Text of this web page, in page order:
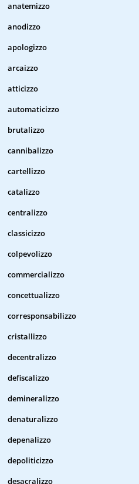
anatemizzo
anodizzo
apologizzo
arcaizzo
atticizzo
automaticizzo
brutalizzo
cannibalizzo
cartellizzo
catalizzo
centralizzo
classicizzo
colpevolizzo
commercializzo
concettualizzo
corresponsabilizzo
cristallizzo
decentralizzo
defiscalizzo
demineralizzo
denaturalizzo
depenalizzo
depoliticizzo
desacralizzo